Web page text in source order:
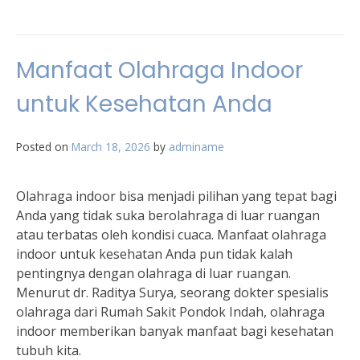
Manfaat Olahraga Indoor
untuk Kesehatan Anda
Posted on March 18, 2026 by adminame
Olahraga indoor bisa menjadi pilihan yang tepat bagi
Anda yang tidak suka berolahraga di luar ruangan
atau terbatas oleh kondisi cuaca. Manfaat olahraga
indoor untuk kesehatan Anda pun tidak kalah
pentingnya dengan olahraga di luar ruangan.
Menurut dr. Raditya Surya, seorang dokter spesialis
olahraga dari Rumah Sakit Pondok Indah, olahraga
indoor memberikan banyak manfaat bagi kesehatan
tubuh kita.